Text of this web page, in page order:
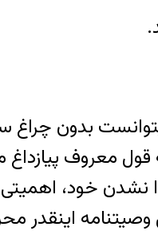
معروف
نشدن خود،
اینقدر